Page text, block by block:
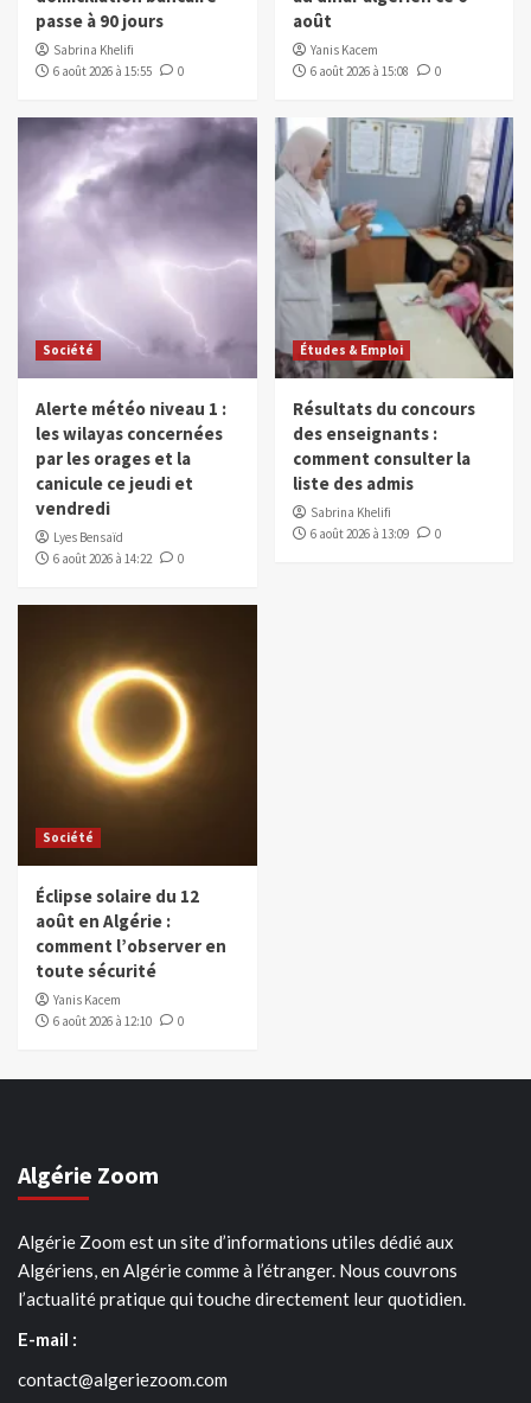
passe à 90 jours
Sabrina Khelifi
6 août 2026 à 15:55
0
août
Yanis Kacem
6 août 2026 à 15:08
0
Société
Alerte météo niveau 1 :
les wilayas concernées
par les orages et la
canicule ce jeudi et
vendredi
Lyes Bensaïd
6 août 2026 à 14:22
0
Études & Emploi
Résultats du concours
des enseignants :
comment consulter la
liste des admis
Sabrina Khelifi
6 août 2026 à 13:09
0
Société
Éclipse solaire du 12
août en Algérie :
comment l’observer en
toute sécurité
Yanis Kacem
6 août 2026 à 12:10
0
Algérie Zoom
Algérie Zoom est un site d’informations utiles dédié aux
Algériens, en Algérie comme à l’étranger. Nous couvrons
l’actualité pratique qui touche directement leur quotidien.
E-mail :
contact@algeriezoom.com